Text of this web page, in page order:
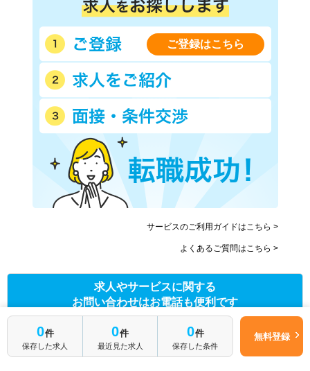
0件
保存した求人
0件
最近見た求人
0件
保存した条件
無料登録
ご登録はこちら
サービスのご利用ガイドはこちら >
よくあるご質問はこちら >
求人やサービスに関する
お問い合わせはお電話も便利です
0120-941-651